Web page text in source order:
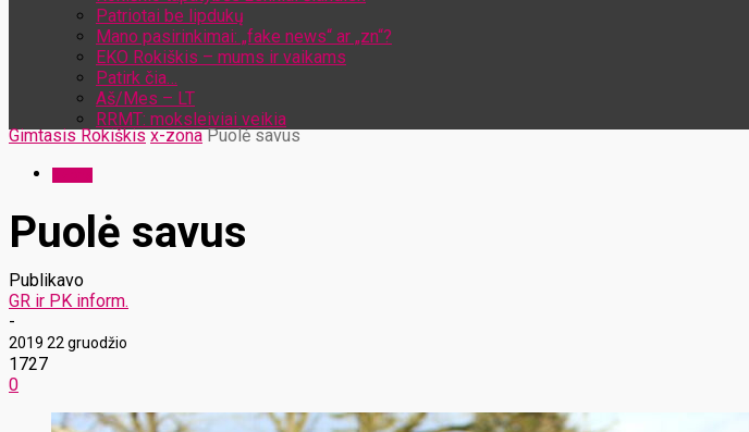
Patriotai be lipdukų
Mano pasirinkimai: „fake news“ ar „zn“?
EKO Rokiškis – mums ir vaikams
Patirk čia…
Aš/Mes – LT
RRMT: moksleiviai veikia
Gimtasis Rokiškis x-zona Puolė savus
Puolė savus
Publikavo
GR ir PK inform.
-
2019 22 gruodžio
1727
0